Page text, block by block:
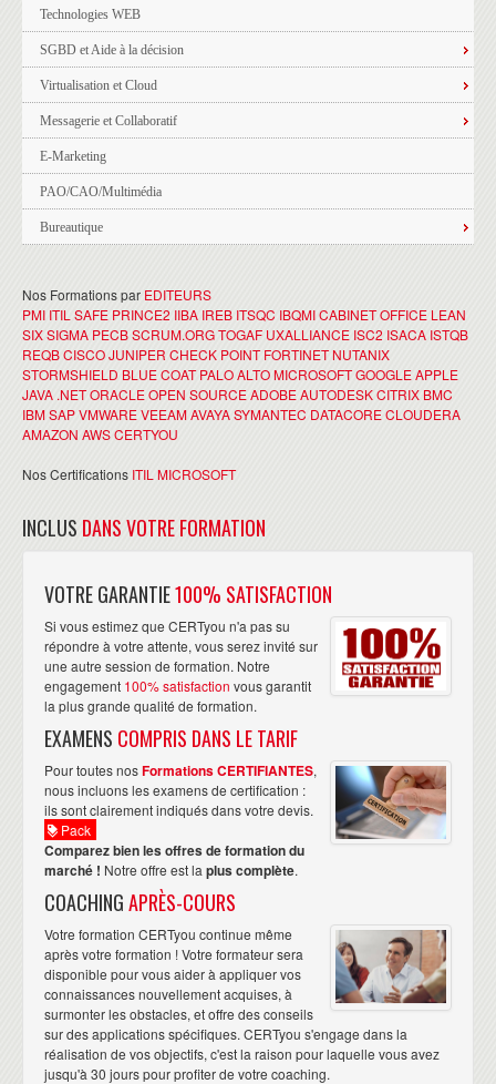
Technologies WEB
SGBD et Aide à la décision
Virtualisation et Cloud
Messagerie et Collaboratif
E-Marketing
PAO/CAO/Multimédia
Bureautique
Nos Formations par EDITEURS
PMI ITIL SAFE PRINCE2 IIBA IREB ITSQC IBQMICABINET OFFICE LEAN
SIX SIGMA PECBSCRUM.ORGTOGAF UXALLIANCE ISC2 ISACA ISTQB
REQBCISCOJUNIPER CHECK POINT FORTINET NUTANIX
STORMSHIELD BLUE COAT PALO ALTOMICROSOFTGOOGLEAPPLE
JAVA .NETORACLEOPEN SOURCEADOBEAUTODESKCITRIX BMC
IBMSAPVMWAREVEEAMAVAYASYMANTEC DATACORECLOUDERA
AMAZON AWSCERTYOU
Nos Certifications ITIL MICROSOFT
INCLUS DANS VOTRE FORMATION
VOTRE GARANTIE100% SATISFACTION
Si vous estimez que CERTyou n'a pas su
répondre à votre attente, vous serez invité sur
une autre session de formation. Notre
engagement 100% satisfaction vous garantit
la plus grande qualité de formation.
EXAMENS COMPRIS DANS LE TARIF
Pour toutes nosFormations CERTIFIANTES,
nous incluons les examens de certification :
ils sont clairement indiqués dans votre devis.
Pack
Comparez bien les offres de formation du
marché ! Notre offre est la plus complète.
COACHINGAPRÈS-COURS
Votre formation CERTyou continue même
après votre formation ! Votre formateur sera
disponible pour vous aider à appliquer vos
connaissances nouvellement acquises, à
surmonter les obstacles, et offre des conseils
sur des applications spécifiques. CERTyou s'engage dans la
réalisation de vos objectifs, c'est la raison pour laquelle vous avez
jusqu'à 30 jours pour profiter de votre coaching.